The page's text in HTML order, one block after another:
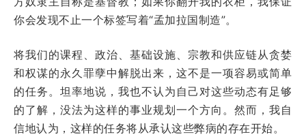
你会发现不止一个标签写着“孟加拉国制造”。
将我们的课程、政治、基础设施、宗教和供应链从贪婪
和权谋的永久罪孽中解脱出来，这不是一项容易或简单
的任务。坦率地说，我也不认为自己对这些动态有足够
的了解，没法为这样的事业规划一个方向。然而，我自
信地认为，这样的任务将从承认这些弊病的存在开始。